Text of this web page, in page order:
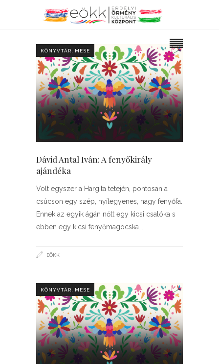
KÖNYVTÁR MESE
Dávid Antal Iván: A fenyőkirály
ajándéka
Volt egyszer a Hargita tetején, pontosan a
csúcson egy szép, nyílegyenes, nagy fenyőfa.
Ennek az egyik ágán nőtt egy kicsi csalóka s
ebben egy kicsi fenyőmagocska.
EÖKK
KÖNYVTÁR MESE